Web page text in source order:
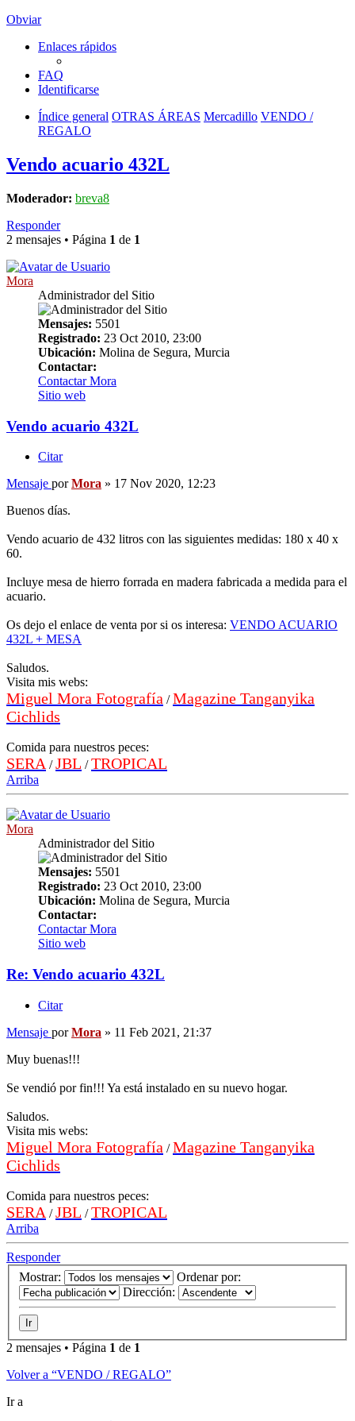
Obviar
Enlaces rápidos
FAQ
Identificarse
Índice general OTRAS ÁREAS Mercadillo VENDO /
REGALO
Vendo acuario 432L
Moderador: breva8
Responder
2 mensajes • Página 1 de 1
Mora
Administrador del Sitio
Mensajes: 5501
Registrado: 23 Oct 2010, 23:00
Ubicación: Molina de Segura, Murcia
Contactar:
Contactar Mora
Sitio web
Vendo acuario 432L
Citar
Mensaje porMora » 17 Nov 2020, 12:23
Buenos días.
Vendo acuario de 432 litros con las siguientes medidas: 180 x 40 x
60.
Incluye mesa de hierro forrada en madera fabricada a medida para el
acuario.
Os dejo el enlace de venta por si os interesa: VENDO ACUARIO
432L + MESA
Saludos.
Visita mis webs:
Miguel Mora Fotografía /Magazine Tanganyika
Cichlids
Comida para nuestros peces:
SERA /JBL /TROPICAL
Arriba
Mora
Administrador del Sitio
Mensajes: 5501
Registrado: 23 Oct 2010, 23:00
Ubicación: Molina de Segura, Murcia
Contactar:
Contactar Mora
Sitio web
Re: Vendo acuario 432L
Citar
Mensaje porMora » 11 Feb 2021, 21:37
Muy buenas!!!
Se vendió por fin!!! Ya está instalado en su nuevo hogar.
Saludos.
Visita mis webs:
Miguel Mora Fotografía /Magazine Tanganyika
Cichlids
Comida para nuestros peces:
SERA /JBL /TROPICAL
Arriba
Responder
Mostrar:
Ordenar por:
Dirección:
2 mensajes • Página 1 de 1
Volver a “VENDO / REGALO”
Ir a